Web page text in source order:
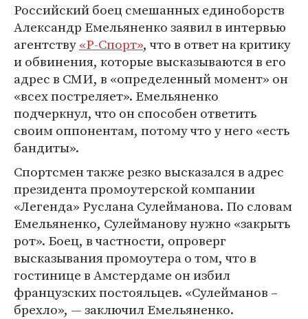
Российский боец смешанных единоборств
Александр Емельяненко заявил в интервью
агентству«Р-Спорт», что в ответ на критику
и обвинения, которые высказываются в его
адрес в СМИ, в «определенный момент» он
«всех постреляет». Емельяненко
подчеркнул, что он способен ответить
своим оппонентам, потому что у него «есть
бандиты».
Спортсмен также резко высказался в адрес
президента промоутерской компании
«Легенда» Руслана Сулейманова. По словам
Емельяненко, Сулейманову нужно «закрыть
рот». Боец, в частности, опроверг
высказывания промоутера о том, что в
гостинице в Амстердаме он избил
французских постояльцев. «Сулейманов –
брехло», — заключил Емельяненко.